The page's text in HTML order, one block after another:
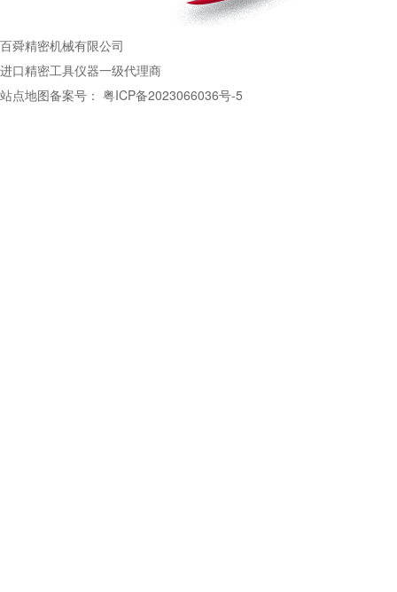
百舜精密机械有限公司
进口精密工具仪器一级代理商
站点地图备案号： 粤ICP备2023066036号-5